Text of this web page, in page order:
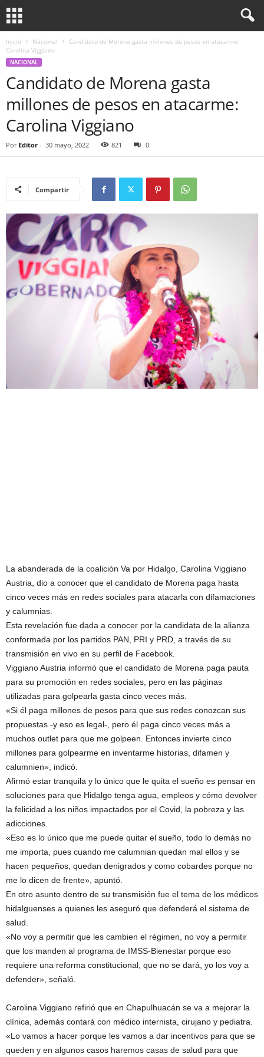
Inicio Nacional
Candidato de Morena gasta millones de pesos en atacarme:
Carolina Viggiano
NACIONAL
Candidato de Morena gasta
millones de pesos en atacarme:
Carolina Viggiano
Por Editor - 30 mayo, 2022 821 0
Compartir
La abanderada de la coalición Va por Hidalgo, Carolina Viggiano
Austria, dio a conocer que el candidato de Morena paga hasta
cinco veces más en redes sociales para atacarla con difamaciones
y calumnias.
Esta revelación fue dada a conocer por la candidata de la alianza
conformada por los partidos PAN, PRI y PRD, a través de su
transmisión en vivo en su perfil de Facebook.
Viggiano Austria informó que el candidato de Morena paga pauta
para su promoción en redes sociales, pero en las páginas
utilizadas para golpearla gasta cinco veces más.
«Si él paga millones de pesos para que sus redes conozcan sus
propuestas -y eso es legal-, pero él paga cinco veces más a
muchos outlet para que me golpeen. Entonces invierte cinco
millones para golpearme en inventarme historias, difamen y
calumnien», indicó.
Afirmó estar tranquila y lo único que le quita el sueño es pensar en
soluciones para que Hidalgo tenga agua, empleos y cómo devolver
la felicidad a los niños impactados por el Covid, la pobreza y las
adicciones.
«Eso es lo único que me puede quitar el sueño, todo lo demás no
me importa, pues cuando me calumnian quedan mal ellos y se
hacen pequeños, quedan denigrados y como cobardes porque no
me lo dicen de frente», apuntó.
En otro asunto dentro de su transmisión fue el tema de los médicos
hidalguenses a quienes les aseguró que defenderá el sistema de
salud.
«No voy a permitir que les cambien el régimen, no voy a permitir
que los manden al programa de IMSS-Bienestar porque eso
requiere una reforma constitucional, que no se dará, yo los voy a
defender», señaló.
Carolina Viggiano refirió que en Chapulhuacán se va a mejorar la
clínica, además contará con médico internista, cirujano y pediatra.
«Lo vamos a hacer porque les vamos a dar incentivos para que se
queden y en algunos casos haremos casas de salud para que